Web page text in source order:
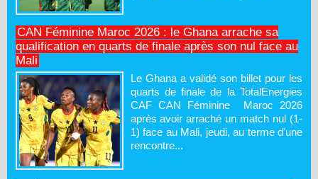
CAN Féminine Maroc 2026 : le Ghana arrache sa
qualification en quarts de finale après son nul face au
Mali
Le Ghana a validé son billet pour les
quarts de finale de la TotalEnergies
CAF CAN Féminine Maroc 2026
après avoir arraché un match nul (1-
1) face au Mali, jeudi, au terme d'une
rencontre...